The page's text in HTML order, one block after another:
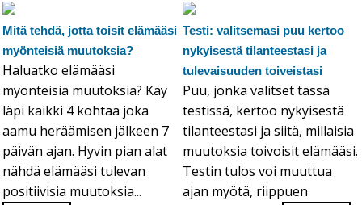
Mitä tehdä, jotta toisit elämääsi
myönteisiä muutoksia?
Haluatko elämääsi
myönteisiä muutoksia? Käy
läpi kaikki 4 kohtaa joka
aamu heräämisen jälkeen 7
päivän ajan. Hyvin pian alat
nähdä elämääsi tulevan
positiivisia muutoksia...
Testi: valitsemasi puu kertoo
nykyisestä tilanteestasi ja
tulevaisuuden toiveistasi
Puu, jonka valitset tässä
testissä, kertoo nykyisestä
tilanteestasi ja siitä, millaisia
muutoksia toivoisit elämääsi.
Testin tulos voi muuttua
ajan myötä, riippuen